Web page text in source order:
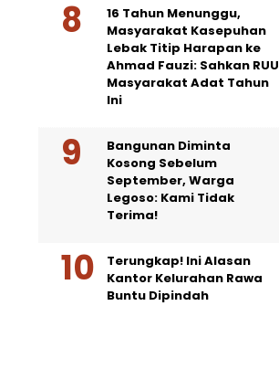
16 Tahun Menunggu,
Masyarakat Kasepuhan
Lebak Titip Harapan ke
Ahmad Fauzi: Sahkan RUU
Masyarakat Adat Tahun
Ini
Bangunan Diminta
Kosong Sebelum
September, Warga
Legoso: Kami Tidak
Terima!
Terungkap! Ini Alasan
Kantor Kelurahan Rawa
Buntu Dipindah